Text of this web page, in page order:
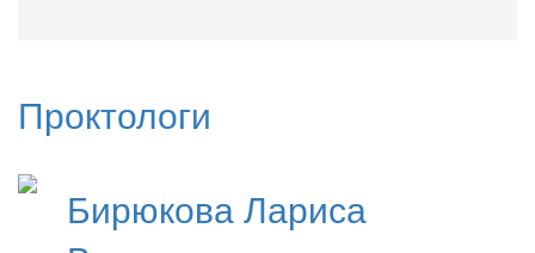
Проктологи
БирюковаЛариса